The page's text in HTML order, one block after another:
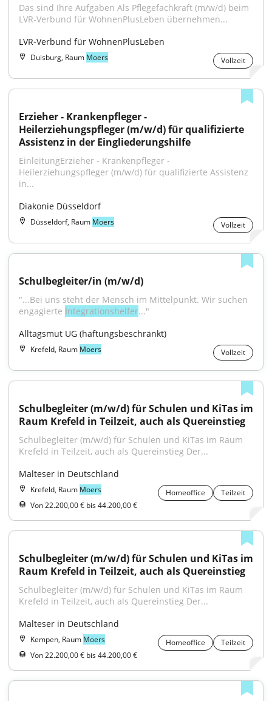
Das sind Ihre Aufgaben Als Pflegefachkraft (m/w/d) beim
LVR-Verbund für WohnenPlusLeben übernehmen...
LVR-Verbund für WohnenPlusLeben
Duisburg, Raum Moers Vollzeit
Erzieher - Krankenpfleger -
Heilerziehungspfleger (m/w/d) für qualifizierte
Assistenz in der Eingliederungshilfe
EinleitungErzieher - Krankenpfleger -
Heilerziehungspfleger (m/w/d) für qualifizierte Assistenz
in...
Diakonie Düsseldorf
Düsseldorf, Raum Moers Vollzeit
Schulbegleiter/in (m/w/d)
"...Bei uns steht der Mensch im Mittelpunkt. Wir suchen
engagierte Integrationshelfer..."
Alltagsmut UG (haftungsbeschränkt)
Krefeld, Raum Moers Vollzeit
Schulbegleiter (m/w/d) für Schulen und KiTas im
Raum Krefeld in Teilzeit, auch als Quereinstieg
Schulbegleiter (m/w/d) für Schulen und KiTas im Raum
Krefeld in Teilzeit, auch als Quereinstieg Der...
Malteser in Deutschland
Krefeld, Raum Moers Homeoffice
Teilzeit
Von 22.200,00 € bis 44.200,00 €
Schulbegleiter (m/w/d) für Schulen und KiTas im
Raum Krefeld in Teilzeit, auch als Quereinstieg
Schulbegleiter (m/w/d) für Schulen und KiTas im Raum
Krefeld in Teilzeit, auch als Quereinstieg Der...
Malteser in Deutschland
Kempen, Raum Moers Homeoffice
Teilzeit
Von 22.200,00 € bis 44.200,00 €